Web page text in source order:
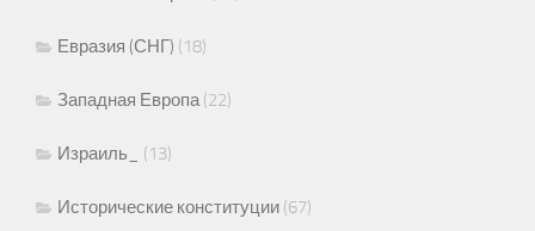
Евразия (СНГ) (18)
Западная Европа(22)
Израиль_ (13)
Исторические конституции (67)